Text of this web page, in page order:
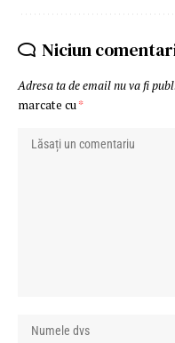
Niciun
Adresa ta de email nu va fi
marcate cu*